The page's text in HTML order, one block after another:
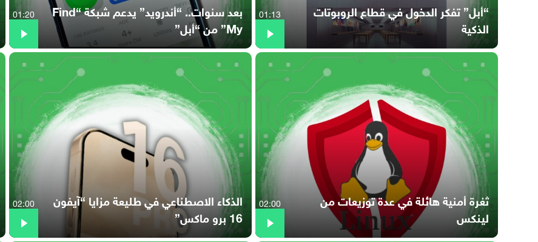
“أبل” تفكر الدخول في قطاع الروبوتات
الذكية
01:13
بعد سنوات.. “أندرويد” يدعم شبكة “Find
My” من “أبل”
01:20
ثغرة أمنية هائلة في عدة توزيعات من
لينكس
02:00
الذكاء الاصطناعي في طليعة مزايا “آيفون
16 برو ماكس”
02:00